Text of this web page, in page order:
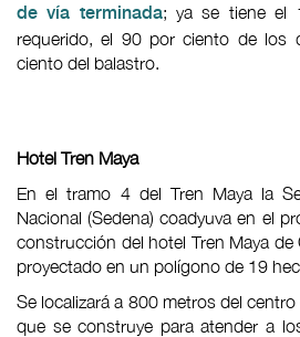
de vía terminada; ya se tiene el
requerido, el 90 por ciento de los
ciento del balastro.
Hotel Tren Maya
En el tramo 4 del Tren Maya la
Nacional (Sedena) coadyuva en el
construcción del hotel Tren Maya de
proyectado en un polígono de 19
Se localizará a 800 metros del
que se construye para atender a